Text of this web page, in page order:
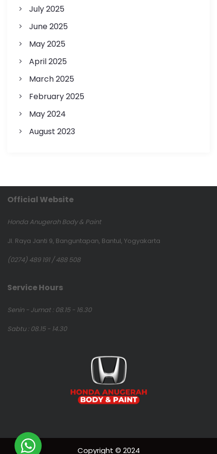
July 2025
June 2025
May 2025
April 2025
March 2025
February 2025
May 2024
August 2023
Official Website
Honda Anugerah Body & Paint
Jl. Raya Janti 9, Banguntapan, Bantul, Yogyakarta
(0274) 489 191 / 488 508
Service Hours
Senin - Jumat : 08.15 - 16.30
Sabtu : 08.15 - 14.30
Copyright © 2024